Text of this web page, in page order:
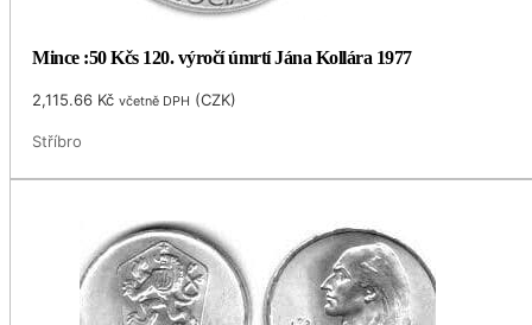
Mince :50 Kčs 120. výročí úmrtí Jána Kollára 1977
2,115.66 Kč včetně DPH (CZK)
Stříbro